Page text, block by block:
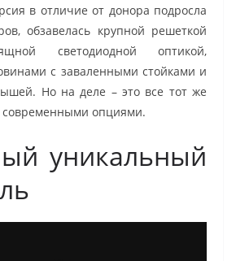
в отличие от донора подросла
обзавелась крупной решеткой
светодиодной оптикой,
с заваленными стойками и
Но на деле – это все тот же
современными опциями.
уникальный